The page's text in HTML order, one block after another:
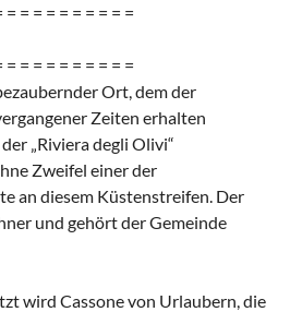
= = = = = = = = = =
= = = = = = = = = =
Ort, dem der
Zeiten erhalten
„Riviera degli Olivi“
Zweifel einer der
an diesem Küstenstreifen. Der
und gehört der Gemeinde
wird Cassone von Urlaubern, die